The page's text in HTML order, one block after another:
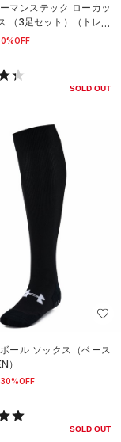
マンステック ローカッ
（3足セット）（トレー
）
SOLD OUT
ール ソックス（ベース
）
30%OFF
SOLD OUT